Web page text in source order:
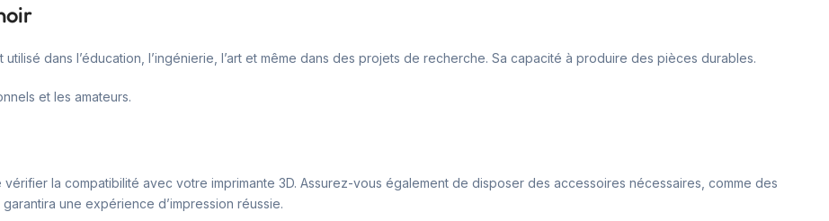
dans l’éducation, l’ingénierie, l’art et même dans des projets de recherche. Sa capacité à produire des pièces durables.
et les amateurs.
la compatibilité avec votre imprimante 3D. Assurez-vous également de disposer des accessoires nécessaires, comme des
une expérience d’impression réussie.